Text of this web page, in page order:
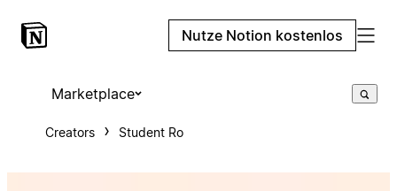
Nutze Notion kostenlos
Marketplace
Creators Student Ro